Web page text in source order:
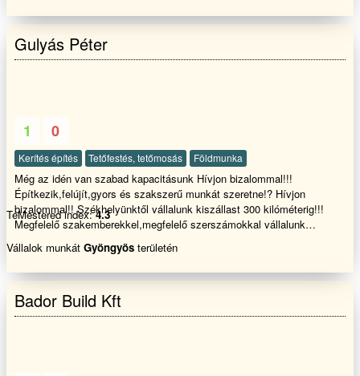
Gulyás Péter
1 0
Kerítés építés Tetőfestés, tetőmosás Földmunka
Még az idén van szabad kapacitásunk Hívjon bizalommal!!!
Építkezik,felújít,gyors és szakszerű munkát szeretne!? Hívjon
bizalommal!! Székhelyünktől vállalunk kiszállast 300 kilóméterig!!!
Megfelelő szakemberekkel,megfelelő szerszámokkal vállalunk
Panel és társasházban egyaránt) ,!! Családi házak vagy földszini
lakás, kerítések,támfalak üzlethelyiségek,földszinti
garázsok,lépcsőházak,raktárépületek falai vizesek,áznak!?
Salétromos kivirágzás jelenik meg a felületen,!? Málló vakolat alakul
ki??? Penészesednek a falak,dohos lessz a helyiség és salétromos
TeMestered index:4.3
Vállalok munkát Gyöngyös területén
Bador Build Kft